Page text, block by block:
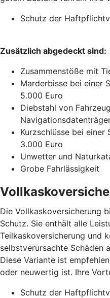
Schutz der
Zusätzlich abgedeckt sind:
Zusammenstöße mit
Marderbisse bei einer
5.000 Euro
Diebstahl von
Kurzschlüsse bei einer
3.000 Euro
Unwetter und
Grobe Fahrlässigkeit
Die Vollkaskoversicherung
Schutz. Sie enthält alle
Teilkaskoversicherung und
selbstverursachte Schäden
Diese Variante ist
oder neuwertig ist. Ihre
Schutz der